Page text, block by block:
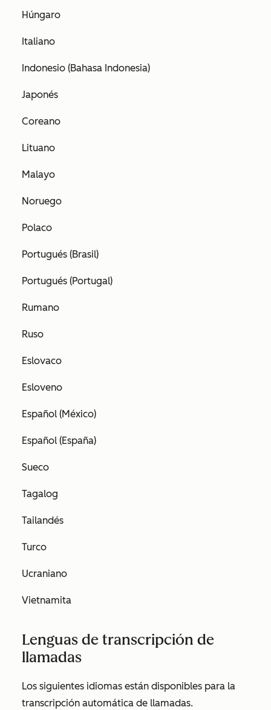
Húngaro
Italiano
Indonesio (Bahasa Indonesia)
Japonés
Coreano
Lituano
Malayo
Noruego
Polaco
Portugués (Brasil)
Portugués (Portugal)
Rumano
Ruso
Eslovaco
Esloveno
Español (México)
Español (España)
Sueco
Tagalog
Tailandés
Turco
Ucraniano
Vietnamita
Lenguas de transcripción de
llamadas
Los siguientes idiomas están disponibles para la
transcripción automática de llamadas.